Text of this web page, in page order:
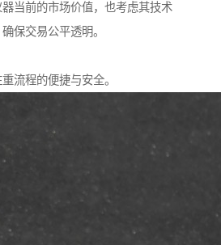
当前的市场价值，也考虑其技术
保交易公平透明。
流程的便捷与安全。